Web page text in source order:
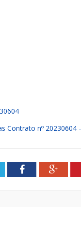
Contrato nº 20230604
Facebook